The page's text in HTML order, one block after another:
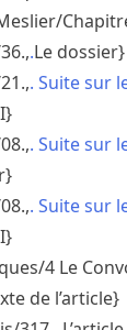
.Le dossier}
. Suite sur
. Suite sur
. Suite sur
4 Le
de l’article}